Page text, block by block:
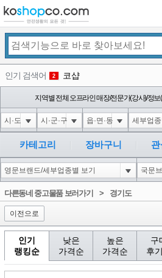
인기 검색어 2 코샵
3
4
5
6
1
지역별 전체 오프라인 매장/전문가(강사)/정
카테고리 장바구니
다른동네 중고물품 보러가기> 경기도
이전으로
인기
랭킹순
낮은
가격순
높은
가격순
구
후